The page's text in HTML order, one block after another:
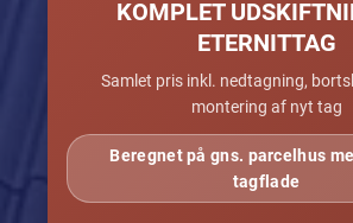
KOMPLET
ETERNITTAG
Samlet pris inkl. nedtagning,
montering af nyt tag
Beregnet på gns. parcelhus
tagflade